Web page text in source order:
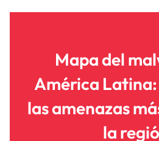
Mapa del
América Latina:
las amenazas
la